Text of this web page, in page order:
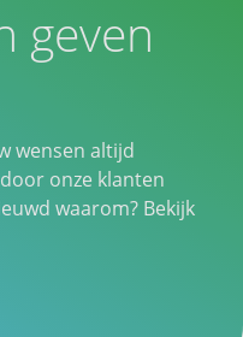
geven
wensen altijd
onze klanten
waarom? Bekijk